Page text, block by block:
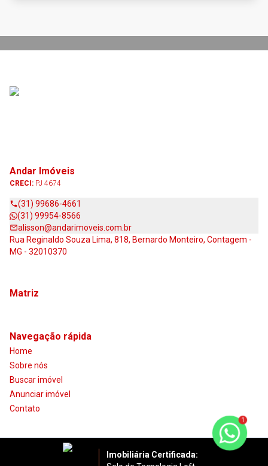
Andar Imóveis
CRECI: PJ 4674
(31) 99686-4661
(31) 99954-8566
alisson@andarimoveis.com.br
Rua Reginaldo Souza Lima, 818, Bernardo Monteiro, Contagem -
MG - 32010370
Matriz
Navegação rápida
Home
Sobre nós
Buscar imóvel
Anunciar imóvel
Contato
Imobiliária Certificada:
1